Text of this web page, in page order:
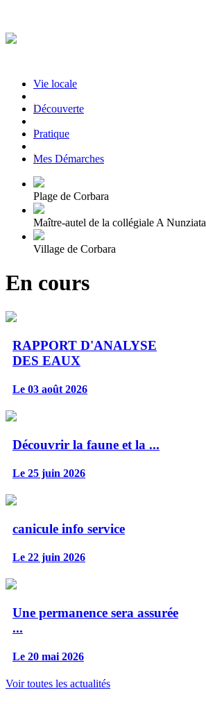
Vie locale
|Découverte
|Pratique
|Mes Démarches
Plage de Corbara
Maître-autel de la collégiale A Nunziata
Village de Corbara
En cours
RAPPORT D'ANALYSE
DES EAUX
Le 03 août 2026
Découvrir la faune et la ...
Le 25 juin 2026
canicule info service
Le 22 juin 2026
Une permanence sera assurée
...
Le 20 mai 2026
Voir toutes les actualités